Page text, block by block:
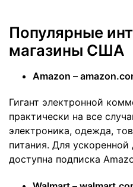
Популярные
магазины США
Amazon –
Гигант электронной
практически на все
электроника, одежда,
питания. Для
доступна подписка